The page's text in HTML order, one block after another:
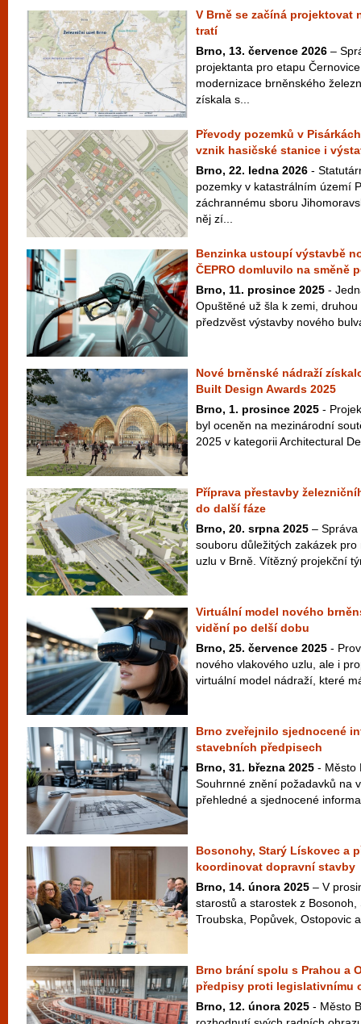
V Brně se začíná projektovat
tratí
Brno, 13. července 2026 –
projektanta pro etapu
modernizace brněnského
získala s...
Převody pozemků v
vznik hasičské stanice i
Brno, 22. ledna 2026 -
pozemky v katastrálním území
záchrannému sboru
něj zí...
Benzinka ustoupí výstavbě
ČEPRO domluvilo na směně
Brno, 11. prosince 2025 -
Opuštěné už šla k zemi,
předzvěst výstavby nového
Nové brněnské nádraží
Built Design Awards 2025
Brno, 1. prosince 2025 -
byl oceněn na mezinárodní
2025 v kategorii Architectural
Příprava přestavby
do další fáze
Brno, 20. srpna 2025 – Správa
souboru důležitých zakázek
uzlu v Brně. Vítězný projekční
Virtuální model nového
vidění po delší dobu
Brno, 25. července 2025 -
nového vlakového uzlu, ale i
virtuální model nádraží, které
Brno zveřejnilo sjednocené
stavebních předpisech
Brno, 31. března 2025 - Město
Souhrnné znění požadavků na
přehledné a sjednocené
Bosonohy, Starý Lískovec a
koordinovat dopravní stavby
Brno, 14. února 2025 – V
starostů a starostek z
Troubska, Popůvek, Ostopovic
Brno brání spolu s Prahou a
předpisy proti legislativnímu
Brno, 12. února 2025 - Město